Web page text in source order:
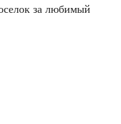
за любимый